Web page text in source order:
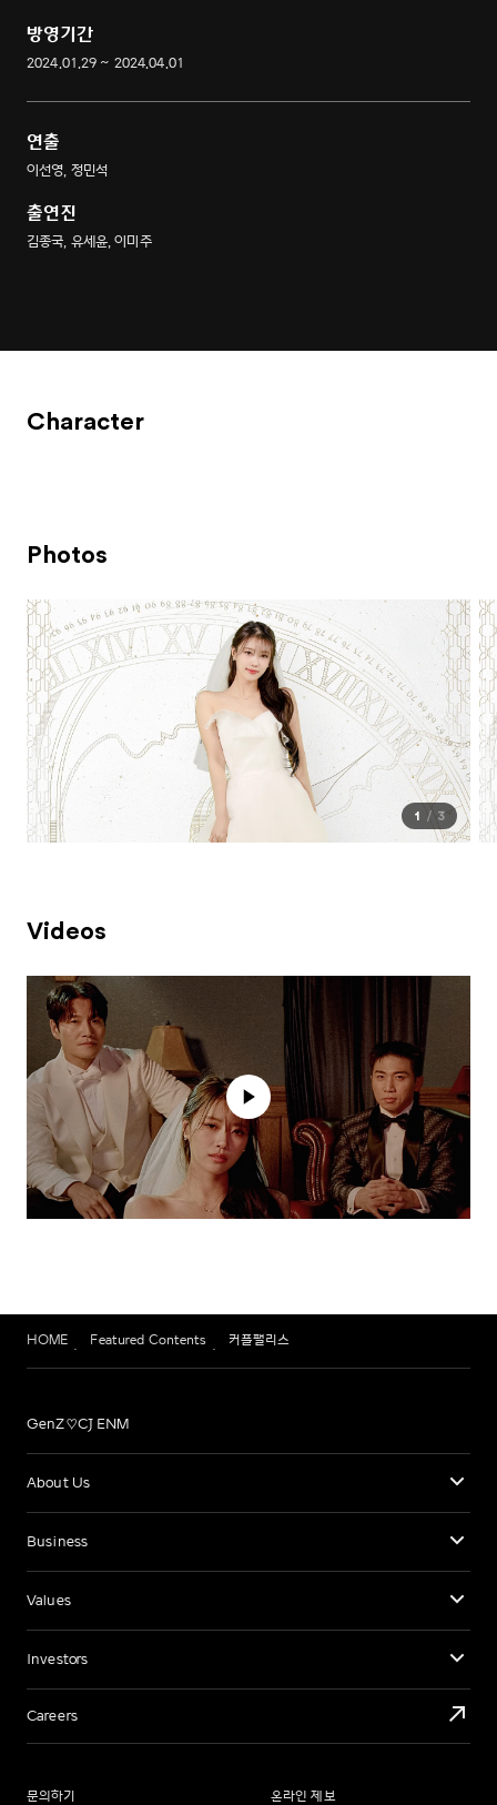
방영기간
2024.01.29 ~ 2024.04.01
연출
이선영, 정민석
출연진
김종국, 유세윤, 이미주
Character
Photos
1 3
Videos
HOME Featured Contents 커플팰리스
GenZ♡CJ ENM
About Us
Business
Values
Investors
Careers
문의하기 온라인 제보